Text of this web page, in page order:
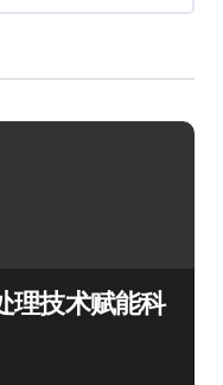
理技术赋能科